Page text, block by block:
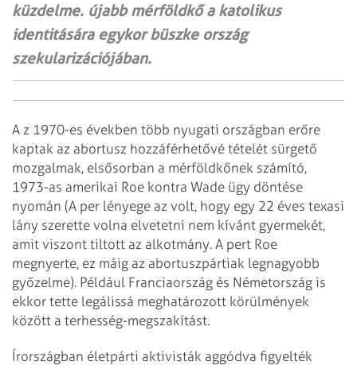
küzdelme. újabb mérföldkő a katolikus
identitására egykor büszke ország
szekularizációjában.
A z 1970-es években több nyugati országban erőre
kaptak az abortusz hozzáférhetővé tételét sürgető
mozgalmak, elsősorban a mérföldkőnek számító,
1973-as amerikai Roe kontra Wade ügy döntése
nyomán (A per lényege az volt, hogy egy 22 éves texasi
lány szerette volna elvetetni nem kívánt gyermekét,
amit viszont tiltott az alkotmány. A pert Roe
megnyerte, ez máig az abortuszpártiak legnagyobb
győzelme). Például Franciaország és Németország is
ekkor tette legálissá meghatározott körülmények
között a terhesség-megszakítást.
Írországban életpárti aktivisták aggódva figyelték